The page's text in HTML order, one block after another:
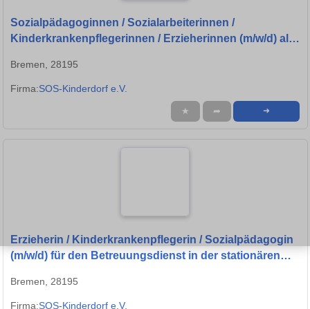
Sozialpädagoginnen / Sozialarbeiterinnen /
Kinderkrankenpflegerinnen / Erzieherinnen (m/w/d) als
Bremen, 28195
Firma:SOS-Kinderdorf e.V.
★ ➦ ➜
Erzieherin / Kinderkrankenpflegerin / Sozialpädagogin
(m/w/d) für den Betreuungsdienst in der stationären
Bremen, 28195
Firma:SOS-Kinderdorf e.V.